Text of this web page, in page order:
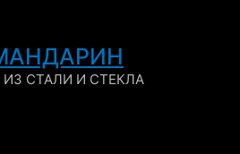
СТАЛИ И СТЕКЛА